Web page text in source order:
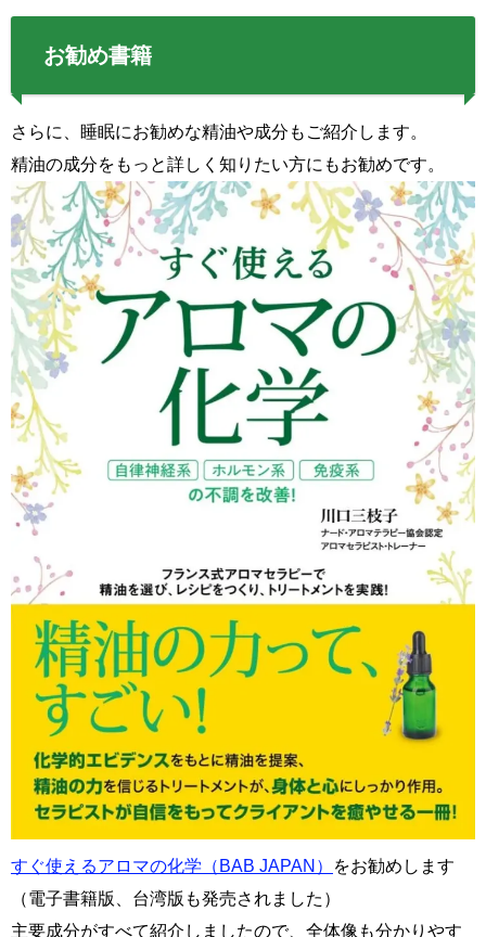
お勧め書籍
さらに、睡眠にお勧めな精油や成分もご紹介します。
精油の成分をもっと詳しく知りたい方にもお勧めです。
すぐ使えるアロマの化学（BAB JAPAN）
をお勧めします
（電子書籍版、台湾版も発売されました）
主要成分がすべて紹介しましたので、全体像も分かりやす